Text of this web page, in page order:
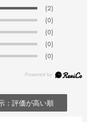
(2)
(0)
(0)
(0)
(0)
：評価が高い順